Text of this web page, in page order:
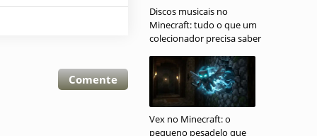
Comente
Discos musicais no
Minecraft: tudo o que um
colecionador precisa saber
Vex no Minecraft: o
pequeno pesadelo que